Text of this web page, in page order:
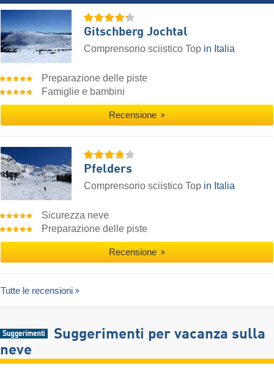
Gitschberg Jochtal
Comprensorio sciistico Top in Italia
Preparazione delle piste
Famiglie e bambini
Recensione
Pfelders
Comprensorio sciistico Top in Italia
Sicurezza neve
Preparazione delle piste
Recensione
Tutte le recensioni
Suggerimenti per vacanza sulla
neve